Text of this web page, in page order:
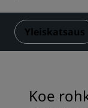
Yleiskatsaus
Koe